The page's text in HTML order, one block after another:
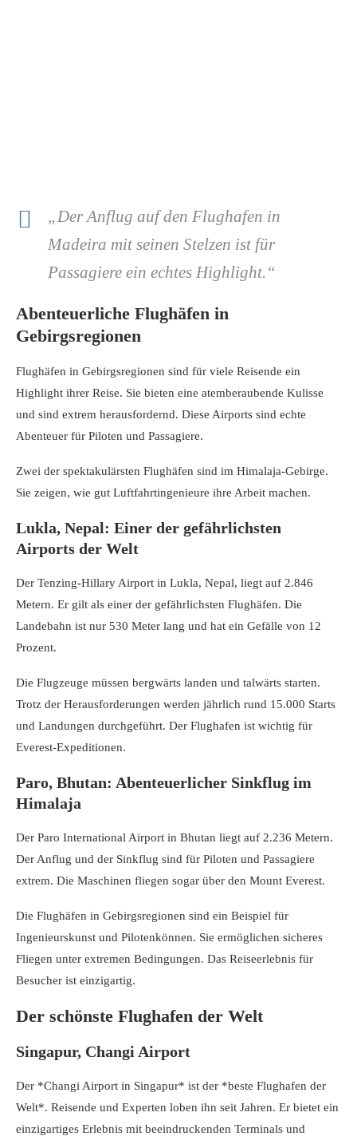
„Der Anflug auf den Flughafen in
Madeira mit seinen Stelzen ist für
Passagiere ein echtes Highlight.“
Abenteuerliche Flughäfen in
Gebirgsregionen
Flughäfen in Gebirgsregionen sind für viele Reisende ein
Highlight ihrer Reise. Sie bieten eine atemberaubende Kulisse
und sind extrem herausfordernd. Diese Airports sind echte
Abenteuer für Piloten und Passagiere.
Zwei der spektakulärsten Flughäfen sind im Himalaja-Gebirge.
Sie zeigen, wie gut Luftfahrtingenieure ihre Arbeit machen.
Lukla, Nepal: Einer der gefährlichsten
Airports der Welt
Der Tenzing-Hillary Airport in Lukla, Nepal, liegt auf 2.846
Metern. Er gilt als einer der gefährlichsten Flughäfen. Die
Landebahn ist nur 530 Meter lang und hat ein Gefälle von 12
Prozent.
Die Flugzeuge müssen bergwärts landen und talwärts starten.
Trotz der Herausforderungen werden jährlich rund 15.000 Starts
und Landungen durchgeführt. Der Flughafen ist wichtig für
Everest-Expeditionen.
Paro, Bhutan: Abenteuerlicher Sinkflug im
Himalaja
Der Paro International Airport in Bhutan liegt auf 2.236 Metern.
Der Anflug und der Sinkflug sind für Piloten und Passagiere
extrem. Die Maschinen fliegen sogar über den Mount Everest.
Die Flughäfen in Gebirgsregionen sind ein Beispiel für
Ingenieurskunst und Pilotenkönnen. Sie ermöglichen sicheres
Fliegen unter extremen Bedingungen. Das Reiseerlebnis für
Besucher ist einzigartig.
Der schönste Flughafen der Welt
Singapur, Changi Airport
Der *Changi Airport in Singapur* ist der *beste Flughafen der
Welt*. Reisende und Experten loben ihn seit Jahren. Er bietet ein
einzigartiges Erlebnis mit beeindruckenden Terminals und